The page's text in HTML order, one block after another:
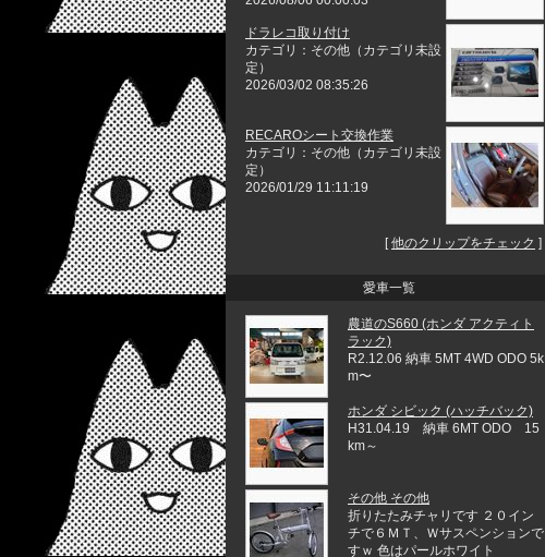
ドラレコ取り付け
カテゴリ：その他（カテゴリ未設
定）
2026/03/02 08:35:26
RECAROシート交換作業
カテゴリ：その他（カテゴリ未設
定）
2026/01/29 11:11:19
[他のクリップをチェック ]
愛車一覧
農道のS660 (ホンダ アクティト
ラック)
R2.12.06 納車 5MT 4WD ODO 5k
m〜
ホンダ シビック (ハッチバック)
H31.04.19 納車 6MT ODO 15
km～
その他 その他
折りたたみチャリです ２０イン
チで６ＭＴ、Ｗサスペンションで
すｗ 色はパールホワイト